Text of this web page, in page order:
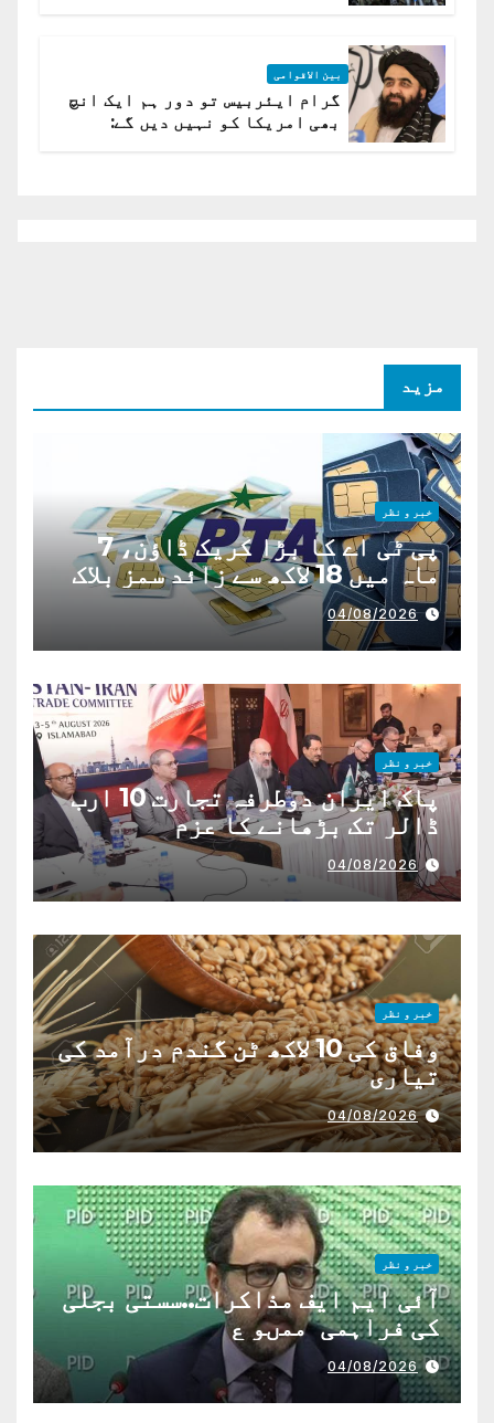
بین الاقوامی
گرام ایئربیس تو دور ہم ایک انچ
بھی امریکا کو نہیں دیں گے:
مزید
خبر و نظر
پی ٹی اے کا بڑا کریک ڈاؤن، 7
ماہ میں 18 لاکھ سے زائد سمز بلاک
04/08/2026
خبر و نظر
پاک ایران دوطرفہ تجارت 10 ارب
ڈالر تک بڑھانے کا عزم
04/08/2026
خبر و نظر
وفاق کی 10 لاکھ ٹن گندم درآمد کی
تیاری
04/08/2026
خبر و نظر
آئی ایم ایف مذاکرات..سستی بجلی
کی فراہمی ممںو ع
04/08/2026